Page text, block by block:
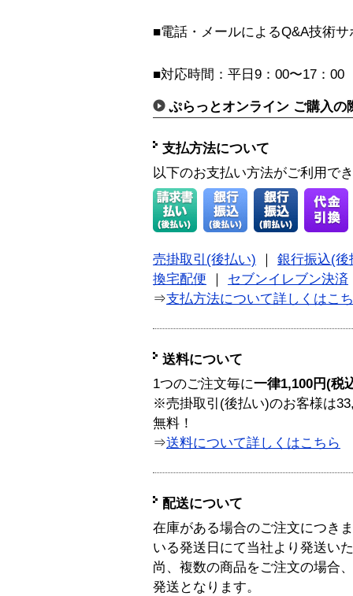
■電話・メールによるQ&A技術サ
■対応時間：平日9：00〜17：00
ぷらっとオンライン ご購入の
支払方法について
以下のお支払い方法がご利用で
売掛取引(後払い)
銀行振込(後
換宅配便
セブンイレブン決済
⇒支払方法について詳しくはこ
送料について
1つのご注文毎に一律1,100円(税
※売掛取引(後払い)のお客様は
無料！
⇒送料について詳しくはこちら
配送について
在庫がある場合のご注文につき
いる発送日にて当社より発送い
尚、複数の商品をご注文の場合
発送となります。